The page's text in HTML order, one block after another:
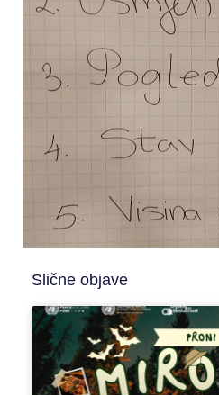
Slične objave